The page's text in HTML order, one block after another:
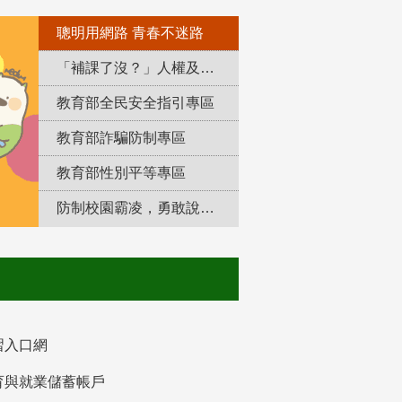
聰明用網路 青春不迷路
「補課了沒？」人權及轉型正義教育專區
教育部全民安全指引專區
教育部詐騙防制專區
教育部性別平等專區
防制校園霸凌，勇敢說出來！
入口網
與就業儲蓄帳戶